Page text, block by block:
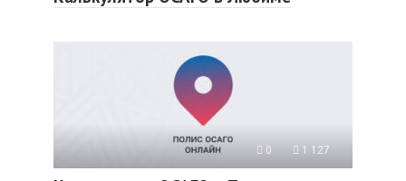
0 1 127